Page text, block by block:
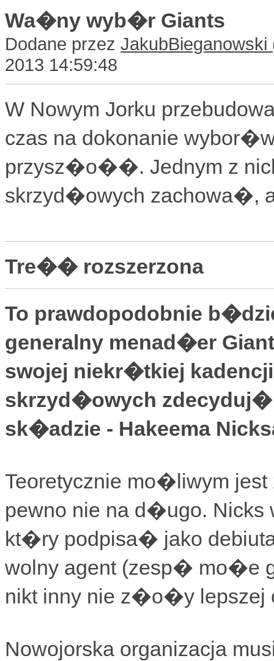
Wa�ny wyb�r Giants
Dodane przez JakubBieganowski
2013 14:59:48
W Nowym Jorku
czas na dokonanie
przysz�o��. Jednym z
skrzyd�owych
Tre�� rozszerzona
To prawdopodobnie
generalny menad�er
swojej niekr�tkiej
skrzyd�owych
sk�adzie - Hakeema
Teoretycznie mo�liwym
pewno nie na d�ugo. Nicks
kt�ry podpisa� jako
wolny agent (zesp� mo�e
nikt inny nie z�o�y lepszej
Nowojorska organizacja